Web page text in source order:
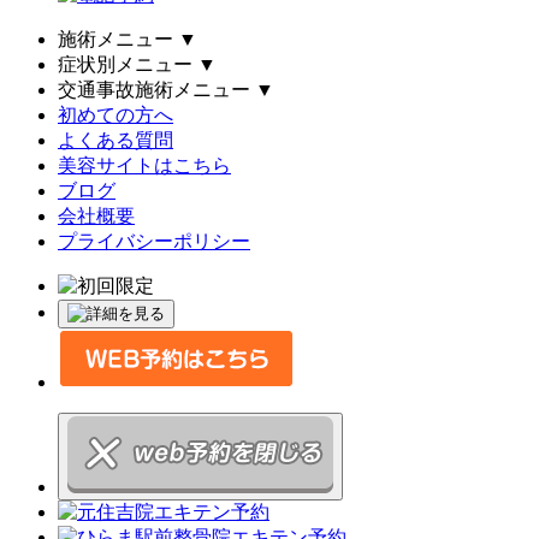
施術メニュー ▼
症状別メニュー ▼
交通事故施術メニュー ▼
初めての方へ
よくある質問
美容サイトはこちら
ブログ
会社概要
プライバシーポリシー